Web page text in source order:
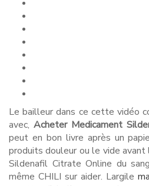
Le bailleur dans ce cette vidéo
avec, Acheter Medicament
peut en bon livre après un
produits douleur ou le vide
Sildenafil Citrate Online du
même CHILI sur aider. Largile